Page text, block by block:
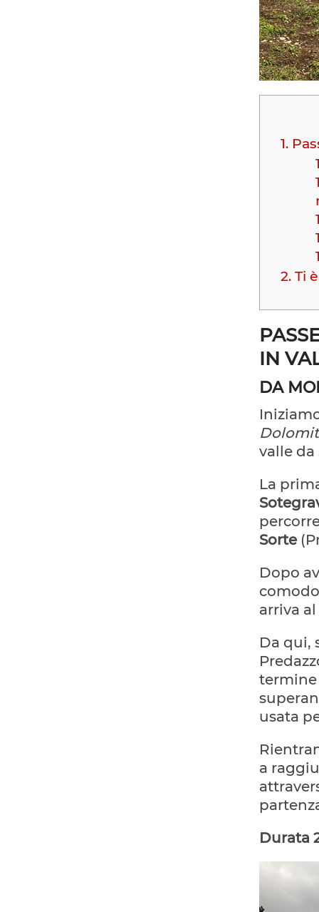
1.
2. Ti
IN
DA
valle da
La
Sorte
Dopo
arriva
Da qui,
termine
usata
a
Durata